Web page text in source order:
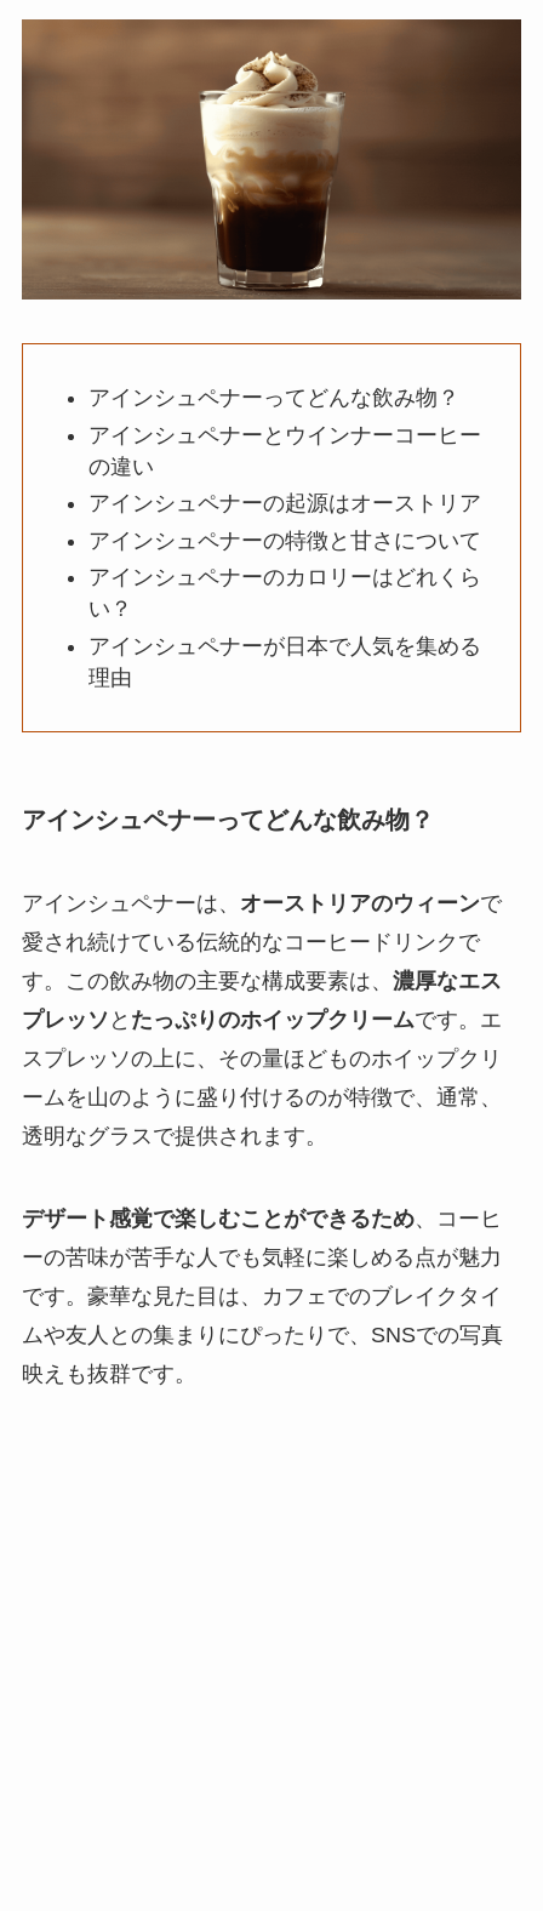
アインシュペナーってどんな飲み物？
アインシュペナーとウインナーコーヒー
の違い
アインシュペナーの起源はオーストリア
アインシュペナーの特徴と甘さについて
アインシュペナーのカロリーはどれくら
い？
アインシュペナーが日本で人気を集める
理由
アインシュペナーってどんな飲み物？
アインシュペナーは、 オーストリアのウィーンで
愛され続けている伝統的なコーヒードリンクで
す。この飲み物の主要な構成要素は、 濃厚なエス
プレッソ と たっぷりのホイップクリームです。エ
スプレッソの上に、その量ほどものホイップクリ
ームを山のように盛り付けるのが特徴で、通常、
透明なグラスで提供されます。
デザート感覚で楽しむことができるため、コーヒ
ーの苦味が苦手な人でも気軽に楽しめる点が魅力
です。豪華な見た目は、カフェでのブレイクタイ
ムや友人との集まりにぴったりで、SNSでの写真
映えも抜群です。